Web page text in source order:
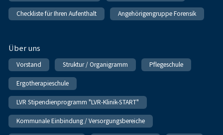
Checkliste für Ihren Aufenthalt Angehörigengruppe Forensik
Über uns
Vorstand Struktur / Organigramm Pflegeschule
Ergotherapieschule
LVR Stipendienprogramm "LVR-Klinik-START"
Kommunale Einbindung / Versorgungsbereiche